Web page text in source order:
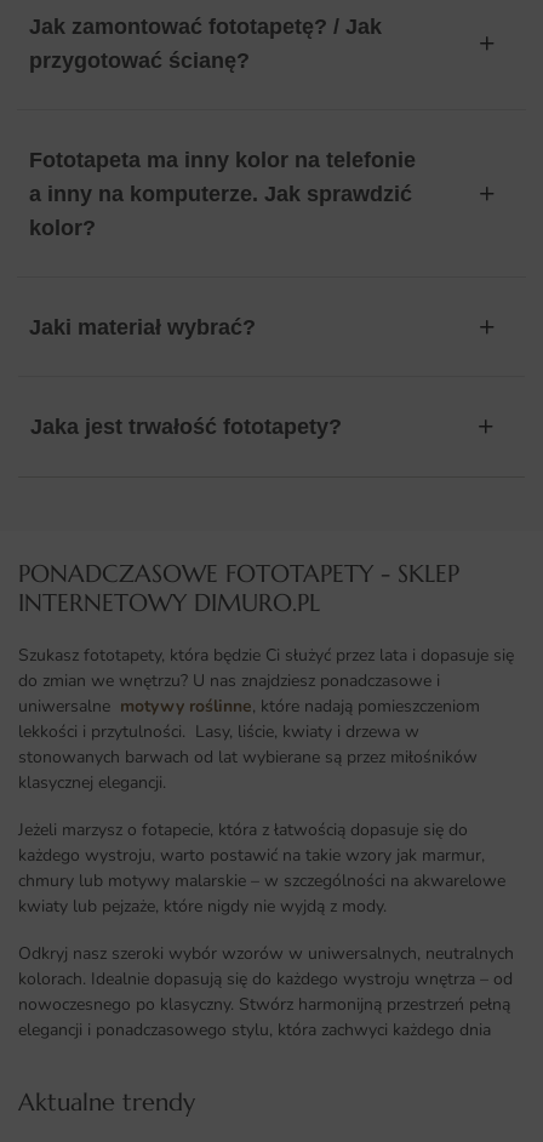
Jak zamontować fototapetę? / Jak
przygotować ścianę?
Fototapeta ma inny kolor na telefonie
a inny na komputerze. Jak sprawdzić
kolor?
Jaki materiał wybrać?
Jaka jest trwałość fototapety?
PONADCZASOWE FOTOTAPETY - SKLEP
INTERNETOWY DIMURO.PL​
Szukasz fototapety, która będzie Ci służyć przez lata i dopasuje się
do zmian we wnętrzu? U nas znajdziesz ponadczasowe i
uniwersalne motywy roślinne, które nadają pomieszczeniom
lekkości i przytulności. Lasy, liście, kwiaty i drzewa w
stonowanych barwach od lat wybierane są przez miłośników
klasycznej elegancji.
Jeżeli marzysz o fotapecie, która z łatwością dopasuje się do
każdego wystroju, warto postawić na takie wzory jak marmur,
chmury lub motywy malarskie – w szczególności na akwarelowe
kwiaty lub pejzaże, które nigdy nie wyjdą z mody.
Odkryj nasz szeroki wybór wzorów w uniwersalnych, neutralnych
kolorach. Idealnie dopasują się do każdego wystroju wnętrza – od
nowoczesnego po klasyczny. Stwórz harmonijną przestrzeń pełną
elegancji i ponadczasowego stylu, która zachwyci każdego dnia
Aktualne trendy​